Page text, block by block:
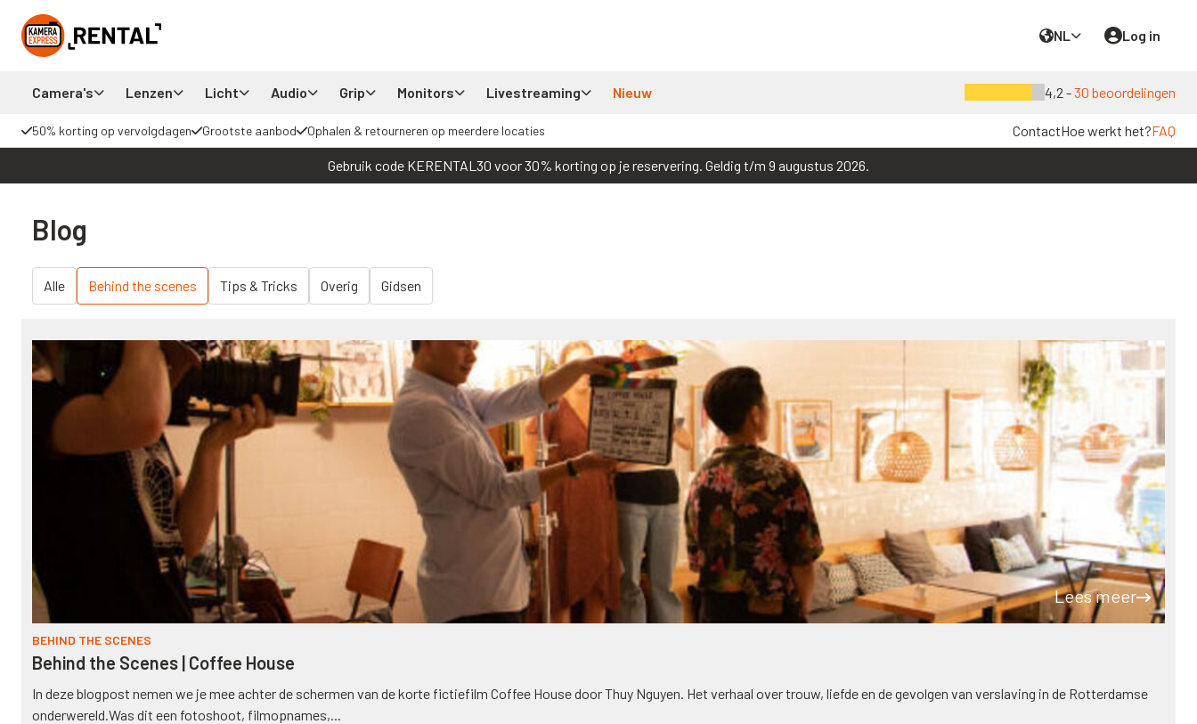
NL Log in
Camera's Lenzen Licht Audio Grip Monitors Livestreaming Nieuw 4,2 -30 beoordelingen
50% korting op vervolgdagen Grootste aanbod Ophalen & retourneren op meerdere locaties ContactHoe werkt het?FAQ
Gebruik code KERENTAL30 voor 30% korting op je reservering. Geldig t/m 9 augustus 2026.
Blog
Alle Behind the scenes Tips & Tricks Overig Gidsen
Lees meer
BEHIND THE SCENES
Behind the Scenes | Coffee House
In deze blogpost nemen we je mee achter de schermen van de korte fictiefilm Coffee House door Thuy Nguyen. Het verhaal over trouw, liefde en de gevolgen van verslaving in de Rotterdamse
onderwereld.Was dit een fotoshoot, filmopnames,...